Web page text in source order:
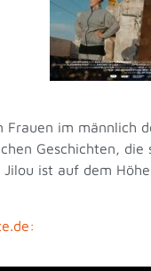
im
Geschichten,
ist auf dem